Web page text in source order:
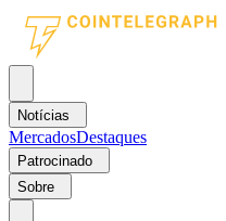
Notícias
MercadosDestaques
Patrocinado
Sobre